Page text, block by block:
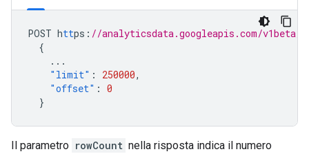
POST https : //analyticsdata.googleapis.com/v1beta/
{
...
"limit" : 250000,
"offset" : 0
}
Il parametro rowCount nella risposta indica il numero